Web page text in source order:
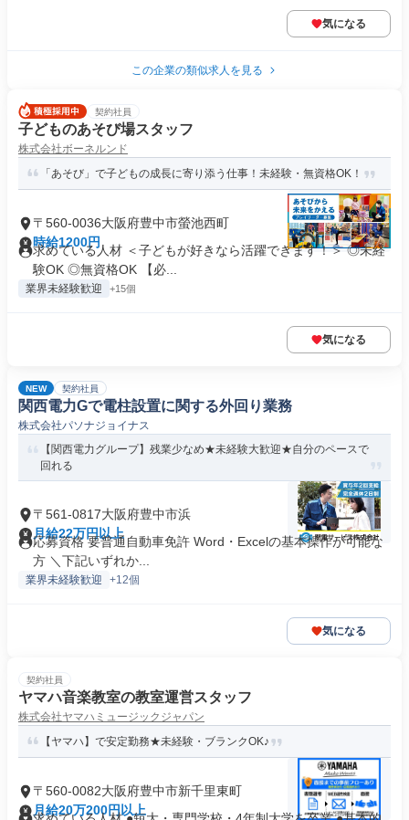
気になる
この企業の類似求人を見る
契約社員
子どものあそび場スタッフ
株式会社ボーネルンド
「あそび」で子どもの成長に寄り添う仕事！未経験・無資格OK！
〒560-0036大阪府豊中市螢池西町
時給1200円
求めている人材 ＜子どもが好きなら活躍できます！＞ ◎未経
験OK ◎無資格OK 【必...
業界未経験歓迎 +15個
気になる
NEW 契約社員
関西電力Gで電柱設置に関する外回り業務
株式会社パソナジョイナス
【関西電力グループ】残業少なめ★未経験大歓迎★自分のペースで
回れる
〒561-0817大阪府豊中市浜
月給22万円以上
応募資格 要普通自動車免許 Word・Excelの基本操作が可能な
方 ＼下記いずれか...
業界未経験歓迎 +12個
気になる
契約社員
ヤマハ音楽教室の教室運営スタッフ
株式会社ヤマハミュージックジャパン
【ヤマハ】で安定勤務★未経験・ブランクOK♪
〒560-0082大阪府豊中市新千里東町
月給20万200円以上